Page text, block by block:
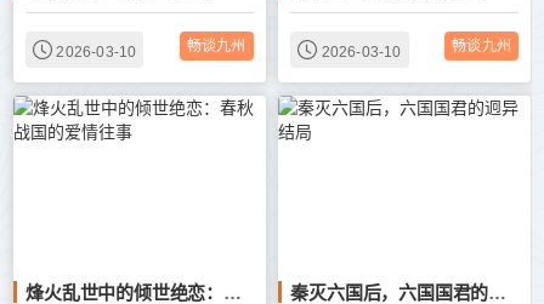
2026-03-10 畅谈九州 2026-03-10 畅谈九州
烽火乱世中的倾世绝恋：春秋战国的爱情往事 秦灭六国后，六国国君的迥异结局